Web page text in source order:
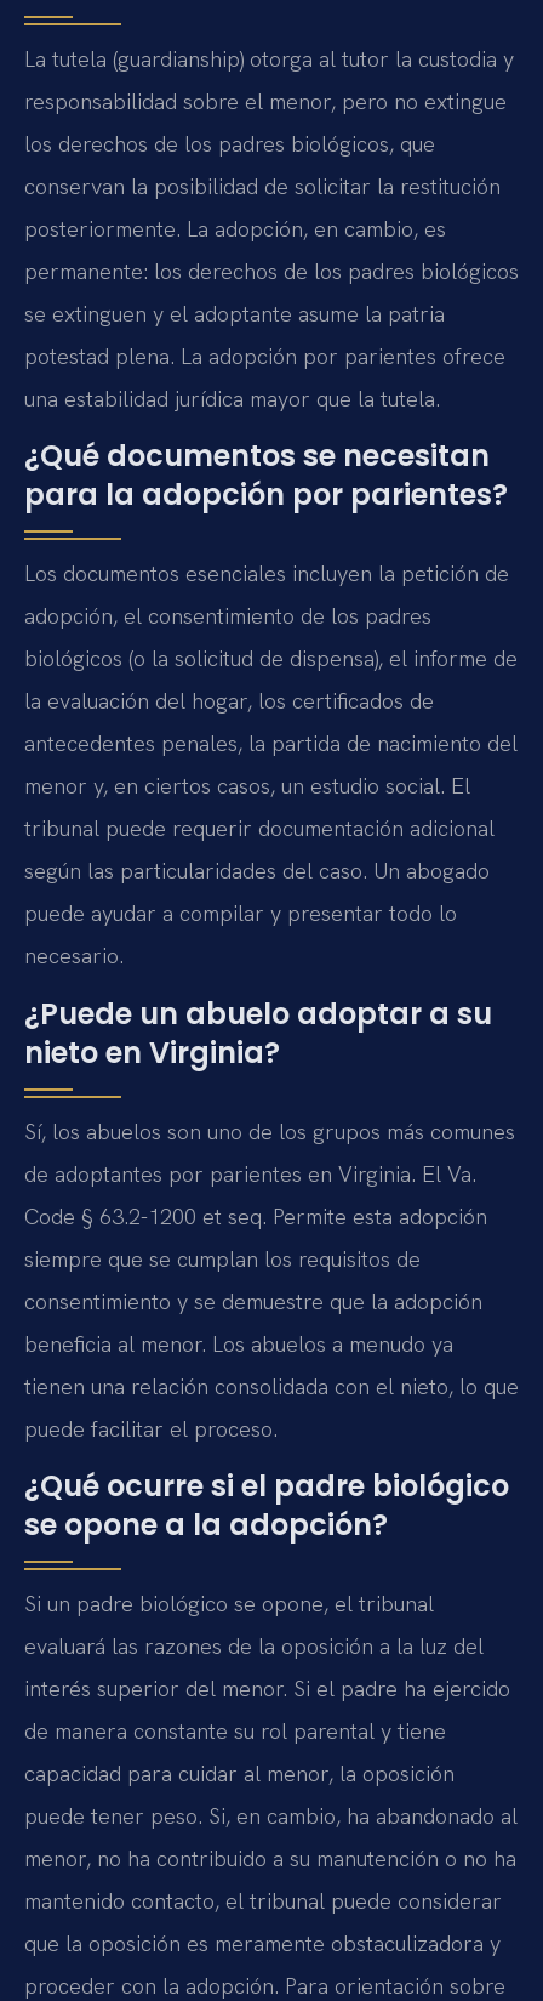
La tutela (guardianship) otorga al tutor la custodia y
responsabilidad sobre el menor, pero no extingue
los derechos de los padres biológicos, que
conservan la posibilidad de solicitar la restitución
posteriormente. La adopción, en cambio, es
permanente: los derechos de los padres biológicos
se extinguen y el adoptante asume la patria
potestad plena. La adopción por parientes ofrece
una estabilidad jurídica mayor que la tutela.
¿Qué documentos se necesitan
para la adopción por parientes?
Los documentos esenciales incluyen la petición de
adopción, el consentimiento de los padres
biológicos (o la solicitud de dispensa), el informe de
la evaluación del hogar, los certificados de
antecedentes penales, la partida de nacimiento del
menor y, en ciertos casos, un estudio social. El
tribunal puede requerir documentación adicional
según las particularidades del caso. Un abogado
puede ayudar a compilar y presentar todo lo
necesario.
¿Puede un abuelo adoptar a su
nieto en Virginia?
Sí, los abuelos son uno de los grupos más comunes
de adoptantes por parientes en Virginia. El Va.
Code § 63.2-1200 et seq. Permite esta adopción
siempre que se cumplan los requisitos de
consentimiento y se demuestre que la adopción
beneficia al menor. Los abuelos a menudo ya
tienen una relación consolidada con el nieto, lo que
puede facilitar el proceso.
¿Qué ocurre si el padre biológico
se opone a la adopción?
Si un padre biológico se opone, el tribunal
evaluará las razones de la oposición a la luz del
interés superior del menor. Si el padre ha ejercido
de manera constante su rol parental y tiene
capacidad para cuidar al menor, la oposición
puede tener peso. Si, en cambio, ha abandonado al
menor, no ha contribuido a su manutención o no ha
mantenido contacto, el tribunal puede considerar
que la oposición es meramente obstaculizadora y
proceder con la adopción. Para orientación sobre